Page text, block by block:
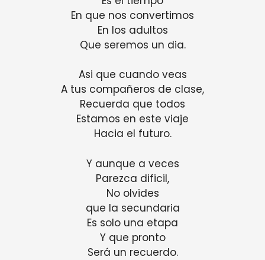
En que nos convertimos
En los adultos
Que seremos un dia.
Asi que cuando veas
A tus compañeros de clase,
Recuerda que todos
Estamos en este viaje
Hacia el futuro.
Y aunque a veces
Parezca dificil,
No olvides
que la secundaria
Es solo una etapa
Y que pronto
Será un recuerdo.